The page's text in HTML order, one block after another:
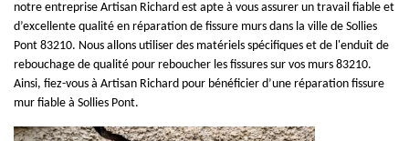
notre entreprise Artisan Richard est apte à vous assurer un travail fiable et
d’excellente qualité en réparation de fissure murs dans la ville de Sollies
Pont 83210. Nous allons utiliser des matériels spécifiques et de l'enduit de
rebouchage de qualité pour reboucher les fissures sur vos murs 83210.
Ainsi, fiez-vous à Artisan Richard pour bénéficier d’une réparation fissure
mur fiable à Sollies Pont.